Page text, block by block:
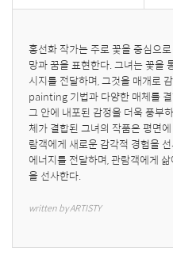
홍선화 작가는 주로 꽃을 중심으
망과 꿈을 표현한다. 그녀는 꽃을
시지를 전달하며, 그것을 매개로
painting 기법과 다양한 매체를
그 안에 내포된 감정을 더욱 풍부
체가 결합된 그녀의 작품은 평면
람객에게 새로운 감각적 경험을
에너지를 전달하며, 관람객에게
을 선사한다.
written by ARTISTY